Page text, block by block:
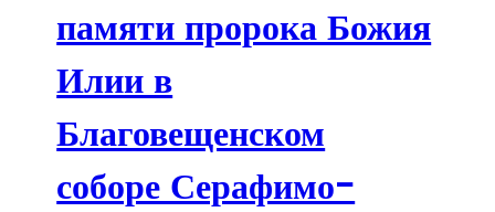
памяти пророка Божия
Илии в
Благовещенском
соборе Серафимо-